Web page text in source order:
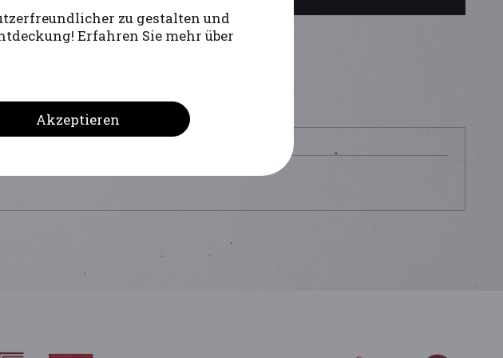
zu gestalten und
Erfahren Sie mehr über
Akzeptieren